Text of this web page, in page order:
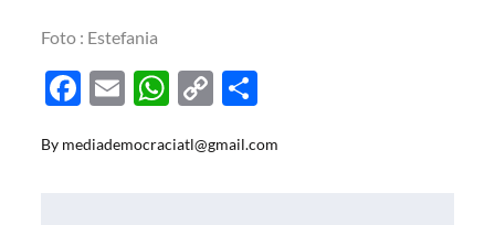
Foto : Estefania
F
e
E
ail
W
at
C
p ar
By mediademocraciatl@gmail.com